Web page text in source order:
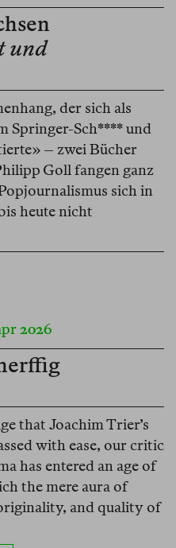
und
der sich als
Springer-Sch**** und
– zwei Bücher
Goll fangen ganz
sich in
heute nicht
2026
that Joachim Trier’s
with ease, our critic
has entered an age of
the mere aura of
and quality of